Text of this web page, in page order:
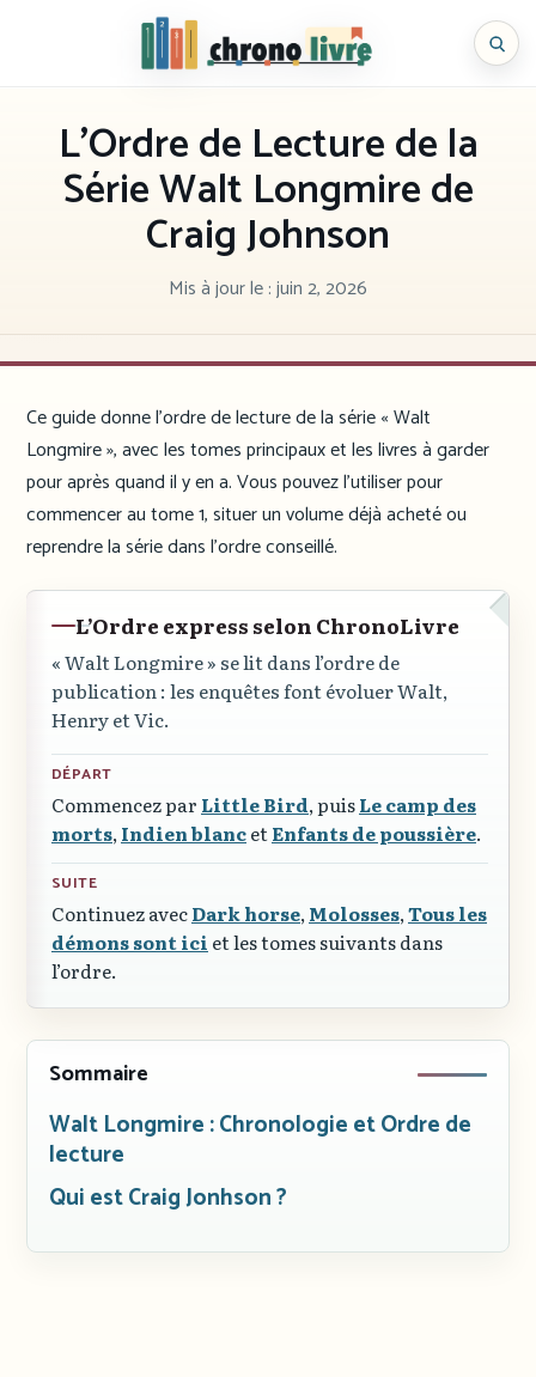
Chronolivre
L’Ordre de Lecture de la
Série Walt Longmire de
Craig Johnson
Mis à jour le :juin 2, 2026
Ce guide donne l’ordre de lecture de la série « Walt
Longmire », avec les tomes principaux et les livres à garder
pour après quand il y en a. Vous pouvez l’utiliser pour
commencer au tome 1, situer un volume déjà acheté ou
reprendre la série dans l’ordre conseillé.
L’Ordre express selon ChronoLivre
« Walt Longmire » se lit dans l’ordre de
publication : les enquêtes font évoluer Walt,
Henry et Vic.
DÉPART
Commencez par Little Bird, puisLe camp des
morts,Indien blancetEnfants de poussière.
SUITE
Continuez avecDark horse,Molosses,Tous les
démons sont ici et les tomes suivants dans
l’ordre.
Sommaire
Walt Longmire : Chronologie et Ordre de
lecture
Qui est Craig Jonhson ?